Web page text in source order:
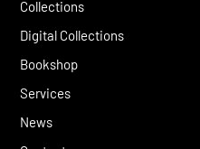
Collections
Digital Collections
Bookshop
Services
News